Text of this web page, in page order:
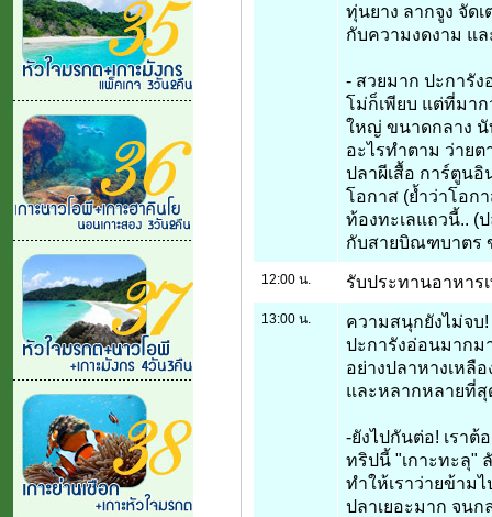
ทุ่นยาง ลากจูง จัด
กับความงดงาม แ
- สวยมาก ปะการัง
โม่ก็เพียบ แต่ที่มา
ใหญ่ ขนาดกลาง นั
อะไรทำตาม ว่ายต
ปลาผีเสื้อ การ์ตูนอิ
โอกาส (ย้ำว่าโอก
ท้องทะเลแถวนี้.. (
กับสายบิณฑบาตร
12:00 น. รับประทานอาหาร
13:00 น.
ความสนุกยังไม่จบ
ปะการังอ่อนมาก
อย่างปลาหางเหลื
และหลากหลายที่สุ
-ยังไปกันต่อ! เราต้
ทริปนี้ "เกาะทะลุ"
ทำให้เราว่ายข้าม
ปลาเยอะมาก จนก